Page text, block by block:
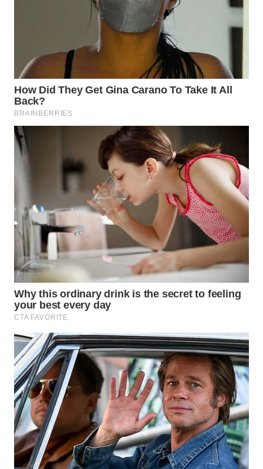
MALUT
WN
WN
NIAS
WN
LANGKAT
WN
TAPANULI
WN
TANJUNG
LESUNG
WN
KARO
WN